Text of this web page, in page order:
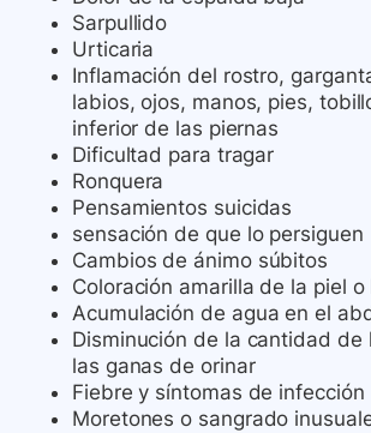
Sarpullido
Urticaria
Inflamación del rostro,
labios, ojos, manos, pies,
inferior de las piernas
Dificultad para tragar
Ronquera
Pensamientos suicidas
sensación de que lo persiguen
Cambios de ánimo súbitos
Coloración amarilla de la piel o
Acumulación de agua en el
Disminución de la cantidad de
las ganas de orinar
Fiebre y síntomas de infección
Moretones o sangrado